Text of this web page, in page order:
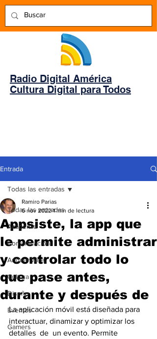
Radio Digital América
Cultura Digital para Todos
Entrada
Todas las entradas
Academia
Comunicación
AndeanWire
Cultura
Diseño
Eventos
Gamers
Todas las entradas
Appsiste, la app que
le permite administrar
y controlar todo lo
que pase antes,
durante y después de
Ramiro Parias
6 nov 2022 1 min de lectura
La aplicación móvil está diseñada para
interactuar, dinamizar y optimizar los
detalles  de  un evento. Permite